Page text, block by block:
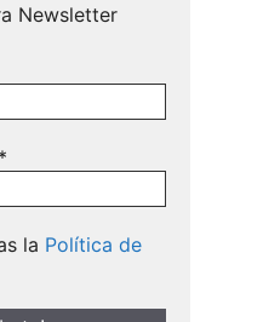
Newsletter
*
la Política de